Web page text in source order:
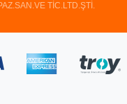
TİC.LTD.ŞTİ.